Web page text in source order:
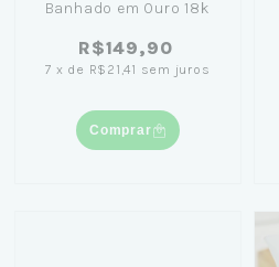
Banhado em Ouro 18k
R$149,90
7 x de R$21,41 sem juros
Comprar